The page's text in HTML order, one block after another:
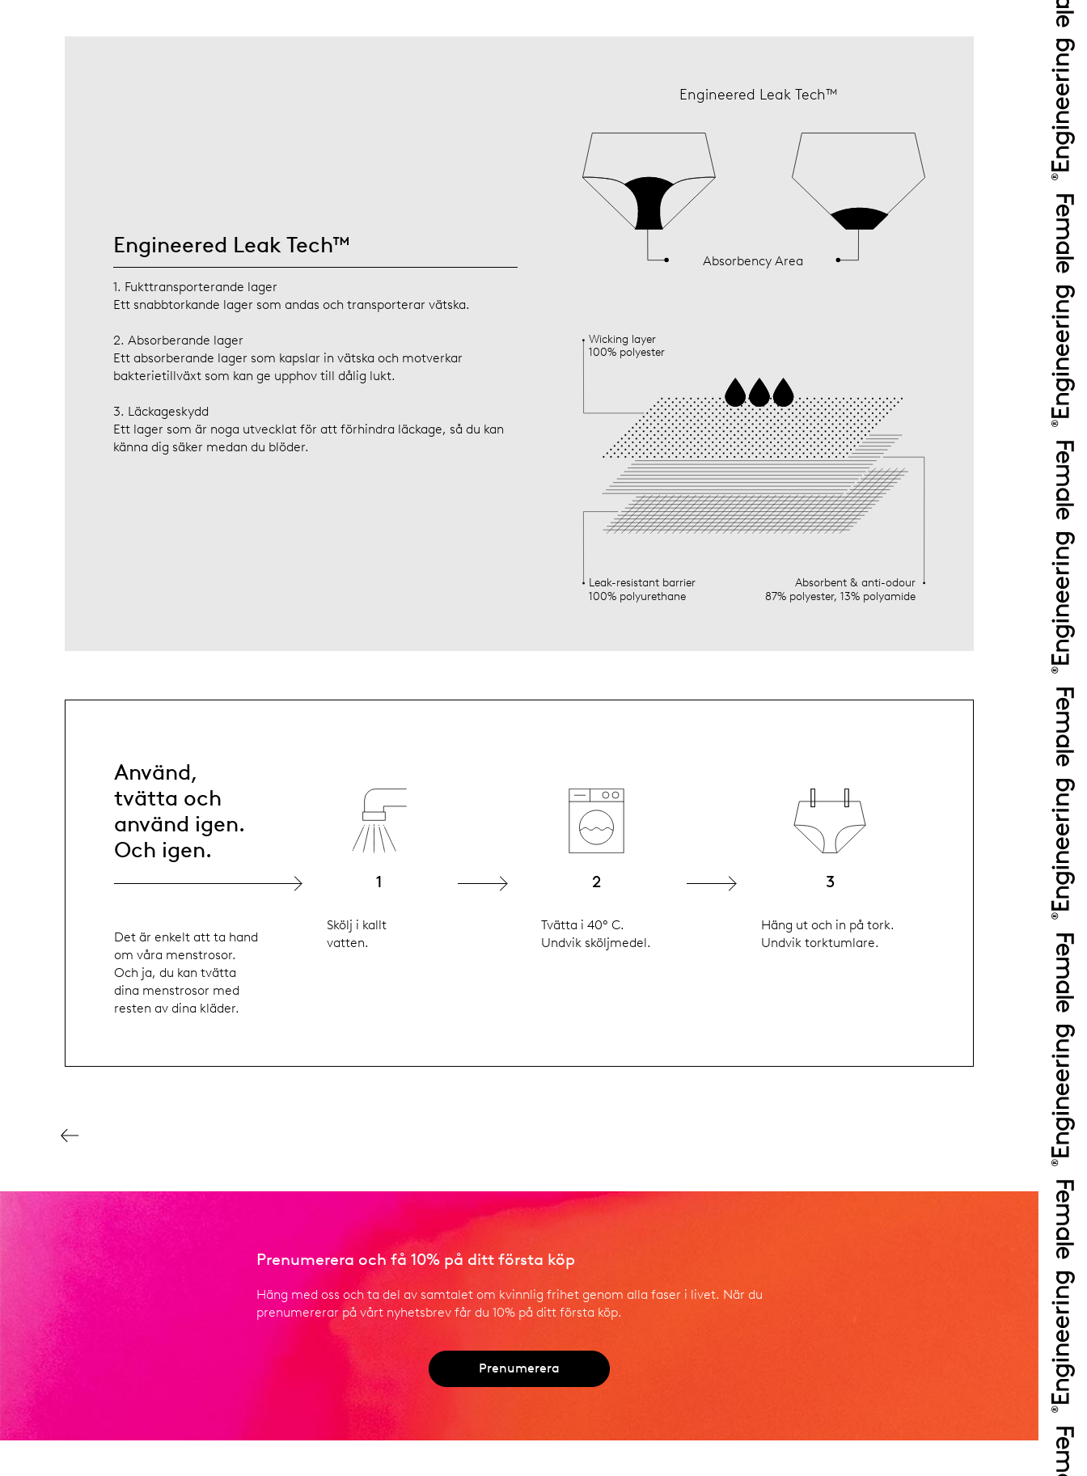
Engineered Leak Tech™
1. Fukttransporterande lager
Ett snabbtorkande lager som andas och transporterar vätska.
2. Absorberande lager
Ett absorberande lager som kapslar in vätska och motverkar
bakterietillväxt som kan ge upphov till dålig lukt.
3. Läckageskydd
Ett lager som är noga utvecklat för att förhindra läckage, så du kan
känna dig säker medan du blöder.
Engineered Leak Tech™
Absorbency Area
Wicking layer
100% polyester
Leak-resistant barrier
100% polyurethane
Absorbent & anti-odour
87% polyester, 13% polyamide
Använd,
tvätta och
använd igen.
Och igen.
Det är enkelt att ta hand
om våra menstrosor.
Och ja, du kan tvätta
dina menstrosor med
resten av dina kläder.
1
Skölj i kallt
vatten.
2
Tvätta i 40° C.
Undvik sköljmedel.
3
Häng ut och in på tork.
Undvik torktumlare.
Prenumerera och få 10% på ditt första köp
Häng med oss och ta del av samtalet om kvinnlig frihet genom alla faser i livet. När du
prenumererar på vårt nyhetsbrev får du 10% på ditt första köp.
Prenumerera